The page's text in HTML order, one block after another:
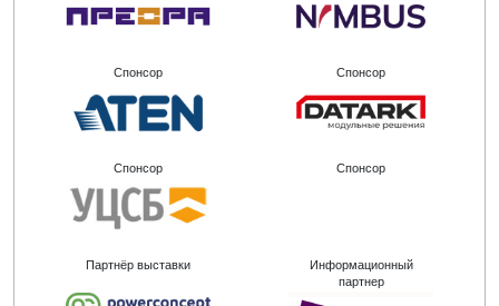
Спонсор Спонсор
Спонсор Спонсор
Партнёр выставки
Информационный
партнер